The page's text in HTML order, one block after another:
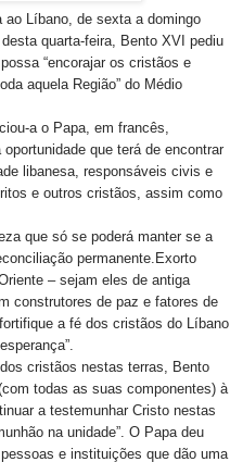
Líbano, de sexta a domingo
quarta-feira, Bento XVI pediu
“encorajar os cristãos e
aquela Região” do Médio
a o Papa, em francês,
que terá de encontrar
libanesa, responsáveis civis e
e outros cristãos, assim como
que só se poderá manter se a
permanente.Exorto
– sejam eles de antiga
construtores de paz e fatores de
a fé dos cristãos do Líbano
cristãos nestas terras, Bento
todas as suas componentes) à
a testemunhar Cristo nestas
na unidade”. O Papa deu
e instituições que dão uma